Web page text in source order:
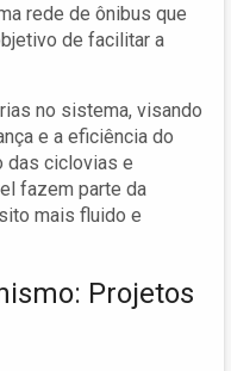
rede de ônibus que
de facilitar a
no sistema, visando
e a eficiência do
das ciclovias e
fazem parte da
mais fluido e
Projetos